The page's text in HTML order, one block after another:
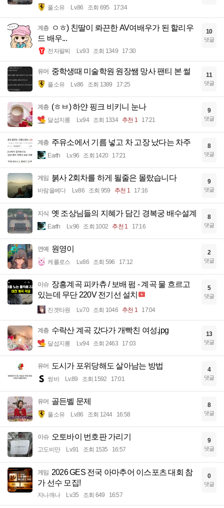
풀소유 Lv.86 조회 695 17:34
계층
ㅇㅎ) 친딸이 롸끈한 AV여배우가 된 할리우
드 배우...
전자팔찌 Lv.93 조회 1349 17:30
10
댓글
유머 중학생때 미술학원 원장쌤 망사 팬티 본 썰
풀소유 Lv.86 조회 1389 17:25
11
댓글
계층 (ㅎㅂ) 하얀 핑크 비키니 눈나
달섭지롱 Lv.94 조회 1334 추천 1 17:21
9
댓글
계층 주유소에서 기름 넣고 차 고장 났다는 차주
Earth Lv.96 조회 1420 17:21
8
댓글
게임 붉사 2회차를 하게 될줄은 몰랐습니다
바람을베다 Lv.86 조회 959 추천 1 17:16
9
댓글
지식 옛 조상님들의 지혜가 담긴 경복궁 배수설계
Earth Lv.96 조회 1002 추천 1 17:16
8
댓글
연예 원영이
케를로스 Lv.86 조회 596 17:12
2
댓글
이슈 장흥계곡 피카츄 / 보배 펌 - 계곡 물 흐르고
있는데 무단 220V 전기선 설치
진겟타원 Lv.70 조회 1046 추천 1 17:04
5
댓글
계층 수락산 계곡 갔다가 개빡친 여성.jpg
달섭지롱 Lv.94 조회 2463 17:03
13
댓글
유머 도시가 포위당해도 살아남는 방법
썽바 Lv.89 조회 1592 17:01
4
댓글
유머 골든벨 문제
풀소유 Lv.86 조회 1244 16:58
8
댓글
이슈 오토바이 번호판 가리기
고도비만 Lv.91 조회 1535 16:57
9
댓글
게임
2026 GES 전국 아마추어 이스포츠 대회 참
가 선수 모집!
자나깨나 Lv.35 조회 649 16:57
0
댓글